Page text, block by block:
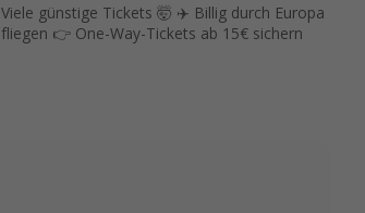
Viele günstige Tickets 🤯 ✈️ Billig durch Europa
fliegen 👉 One-Way-Tickets ab 15€ sichern